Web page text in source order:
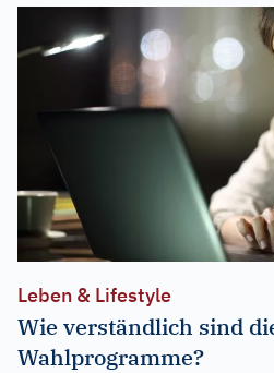
Leben & Lifestyle
Wie verständlich sind
Wahlprogramme?